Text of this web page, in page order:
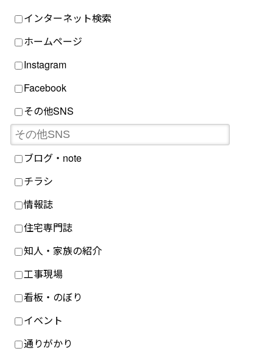
インターネット検索
ホームページ
Instagram
Facebook
その他SNS
ブログ・note
チラシ
情報誌
住宅専門誌
知人・家族の紹介
工事現場
看板・のぼり
イベント
通りがかり